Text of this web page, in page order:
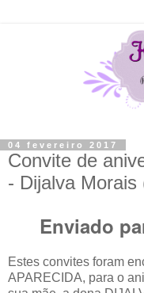
04 fevereiro 2017
Convite de
- Dijalva Morais
Enviado
Estes convites foram
APARECIDA, para o